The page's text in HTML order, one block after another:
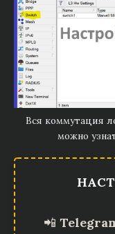
Вся коммутация
можно
📲